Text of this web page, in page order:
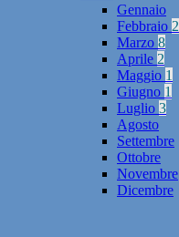
Gennaio
Febbraio 2
Marzo 8
Aprile 2
Maggio 1
Giugno 1
Luglio 3
Agosto
Settembre
Ottobre
Novembre
Dicembre